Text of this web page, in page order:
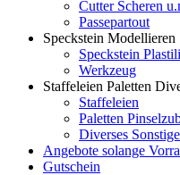
Cutter Scheren
Passepartout
Speckstein Modellieren
Speckstein
Werkzeug
Staffeleien Paletten
Staffeleien
Paletten
Diverses
Angebote solange
Gutschein